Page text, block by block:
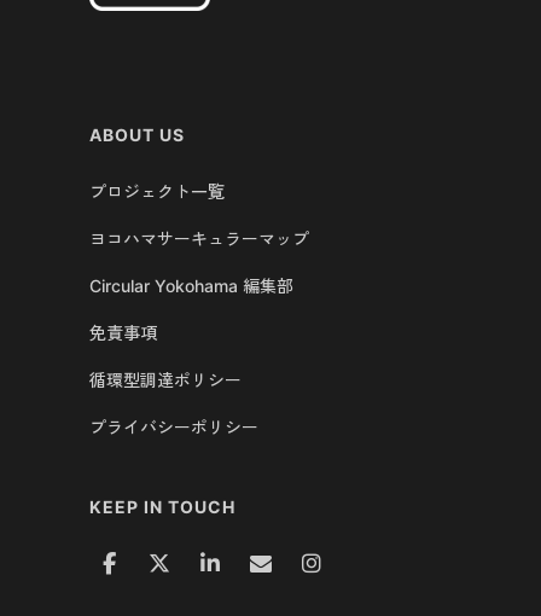
ABOUT US
プロジェクト一覧
ヨコハマサーキュラーマップ
Circular Yokohama 編集部
免責事項
循環型調達ポリシー
プライバシーポリシー
KEEP IN TOUCH